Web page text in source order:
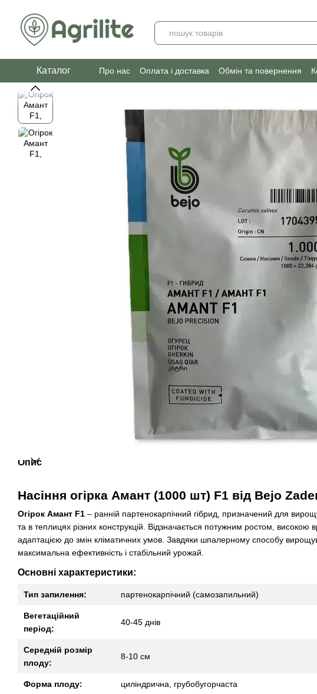
Каталог Про нас Оплата і доставка Обмін та повернення
Опис
Насіння огірка Амант (1000 шт) F1 від Bejo
Огірок Амант F1 – ранній партенокарпічний гібрид, призначений для
та в теплицях різних конструкцій. Відзначається потужним ростом, високою
адаптацією до змін кліматичних умов. Завдяки шпалерному способу
максимальна ефективність і стабільний урожай.
Основні характеристики:
Тип запилення: партенокарпічний (самозапильний)
Вегетаційний
період:
40-45 днів
Середній розмір
плоду:
8-10 см
Форма плоду: циліндрична, грубобугорчаста